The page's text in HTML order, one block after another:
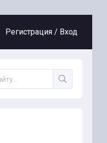
Регистрация / Вход